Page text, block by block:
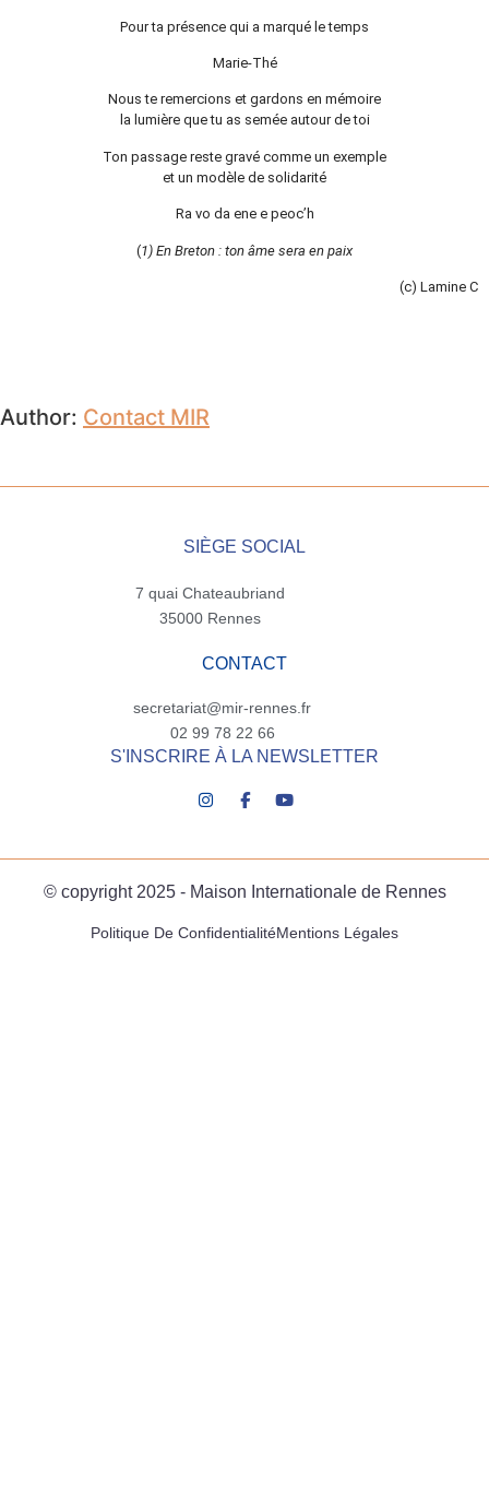
Pour ta présence qui a marqué le temps
Marie-Thé
Nous te remercions et gardons en mémoire
la lumière que tu as semée autour de toi
Ton passage reste gravé comme un exemple
et un modèle de solidarité
Ra vo da ene e peoc’h
(1) En Breton : ton âme sera en paix
(c) Lamine C
Author: Contact MIR
SIÈGE SOCIAL
7 quai Chateaubriand
35000 Rennes
CONTACT
secretariat@mir-rennes.fr
02 99 78 22 66
S'INSCRIRE À LA NEWSLETTER
© copyright 2025 - Maison Internationale de Rennes
Politique De ConfidentialitéMentions Légales